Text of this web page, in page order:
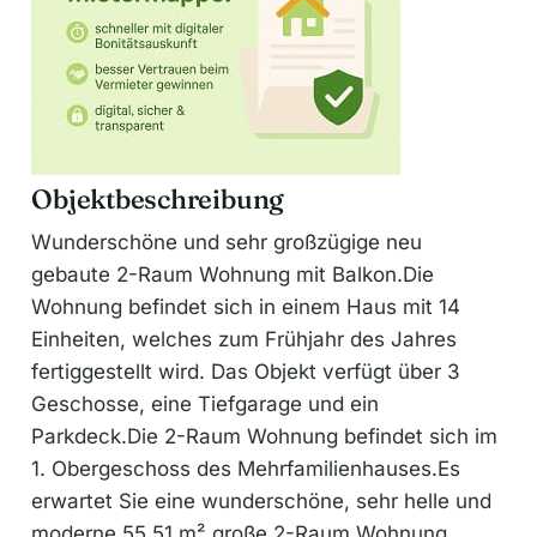
Objektbeschreibung
Wunderschöne und sehr großzügige neu
gebaute 2-Raum Wohnung mit Balkon.Die
Wohnung befindet sich in einem Haus mit 14
Einheiten, welches zum Frühjahr des Jahres
fertiggestellt wird. Das Objekt verfügt über 3
Geschosse, eine Tiefgarage und ein
Parkdeck.Die 2-Raum Wohnung befindet sich im
1. Obergeschoss des Mehrfamilienhauses.Es
erwartet Sie eine wunderschöne, sehr helle und